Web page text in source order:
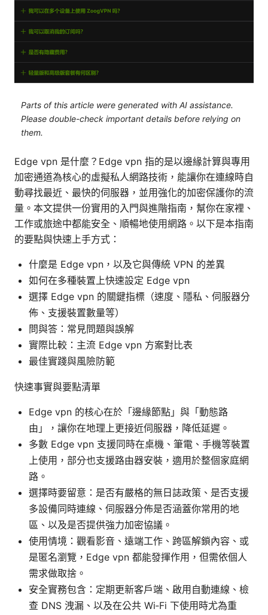
Parts of this article were generated with AI assistance.
Please double-check important details before relying on
them.
Edge vpn 是什麼？Edge vpn 指的是以邊緣計算與專用
加密通道為核心的虛擬私人網路技術，能讓你在連線時自
動尋找最近、最快的伺服器，並用強化的加密保護你的流
量。本文提供一份實用的入門與進階指南，幫你在家裡、
工作或旅途中都能安全、順暢地使用網路。以下是本指南
的要點與快速上手方式：
什麼是 Edge vpn，以及它與傳統 VPN 的差異
如何在多種裝置上快速設定 Edge vpn
選擇 Edge vpn 的關鍵指標（速度、隱私、伺服器分
佈、支援裝置數量等）
問與答：常見問題與誤解
實際比較：主流 Edge vpn 方案對比表
最佳實踐與風險防範
快速事實與要點清單
Edge vpn 的核心在於「邊緣節點」與「動態路
由」，讓你在地理上更接近伺服器，降低延遲。
多數 Edge vpn 支援同時在桌機、筆電、手機等裝置
上使用，部分也支援路由器安裝，適用於整個家庭網
路。
選擇時要留意：是否有嚴格的無日誌政策、是否支援
多設備同時連線、伺服器分佈是否涵蓋你常用的地
區、以及是否提供強力加密協議。
使用情境：觀看影音、遠端工作、跨區解鎖內容、或
是匿名瀏覽，Edge vpn 都能發揮作用，但需依個人
需求做取捨。
安全實務包含：定期更新客戶端、啟用自動連線、檢
查 DNS 洩漏、以及在公共 Wi‑Fi 下使用時尤為重